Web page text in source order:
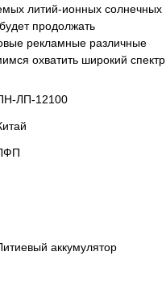
литий-ионных солнечных
продолжать
рекламные различные
охватить широкий спектр
ЛП-12100
аккумулятор